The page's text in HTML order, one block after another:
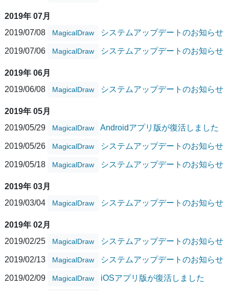
2019年 07月
2019/07/08
MagicalDraw システムアップデートのお知らせ
2019/07/06 MagicalDraw システムアップデートのお知らせ
2019年 06月
2019/06/08
MagicalDraw システムアップデートのお知らせ
2019年 05月
2019/05/29
MagicalDraw Androidアプリ版が復活しました
2019/05/26 MagicalDraw システムアップデートのお知らせ
2019/05/18 MagicalDraw システムアップデートのお知らせ
2019年 03月
2019/03/04
MagicalDraw システムアップデートのお知らせ
2019年 02月
2019/02/25
MagicalDraw システムアップデートのお知らせ
2019/02/13 MagicalDraw システムアップデートのお知らせ
2019/02/09 MagicalDraw iOSアプリ版が復活しました